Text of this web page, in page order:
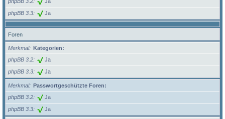
phpBB 3.3 Ja
Foren
Merkmal
Kategorien:
phpBB 3.2
Ja
phpBB 3.3 Ja
Merkmal
Passwortgeschützte Foren:
phpBB 3.2
Ja
phpBB 3.3 Ja